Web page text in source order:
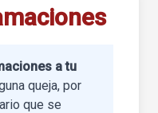
a tu
queja, por
que se